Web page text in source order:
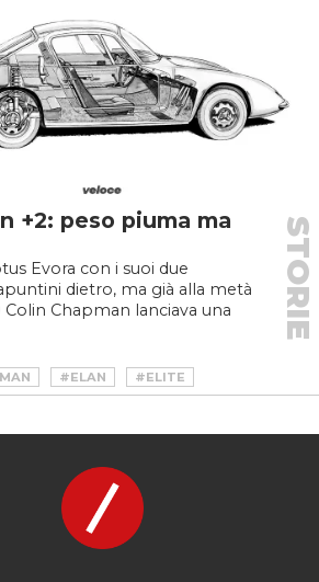
+2: peso piuma ma
Evora con i suoi due
dietro, ma già alla metà
Colin Chapman lanciava una
STORIE
#ELAN
#ELITE
ELAN